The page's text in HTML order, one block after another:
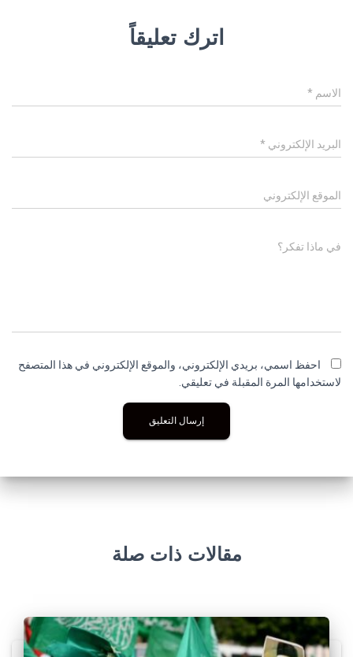
اترك تعليقاً
الاسم *
البريد الإلكتروني *
الموقع الإلكتروني
في ماذا تفكر؟
احفظ اسمي، بريدي الإلكتروني، والموقع الإلكتروني في هذا المتصفح
لاستخدامها المرة المقبلة في تعليقي.
مقالات ذات صلة